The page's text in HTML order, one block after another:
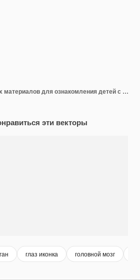
Набор обучающих материалов для ознакомления детей с функциями 5 органов чувств.
эти векторы
глаз иконка головной мозг